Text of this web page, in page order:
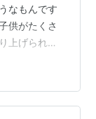
なもんです
供がたくさ
上げられて
して読む分
1日を一生過
年開設ブ